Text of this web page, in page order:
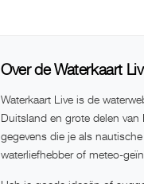
Over de Waterkaart
Waterkaart Live is de
Duitsland en grote delen
gegevens die je als
waterliefhebber of meteo-